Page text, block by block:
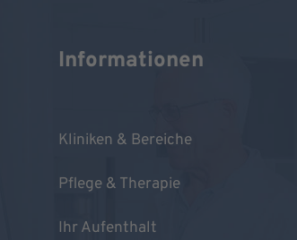
Informationen
Kliniken & Bereiche
Pflege & Therapie
Ihr Aufenthalt